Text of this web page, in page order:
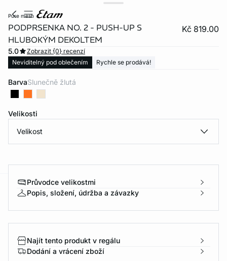
pure mesh
PODPRSENKA NO. 2 - PUSH-UP S
HLUBOKÝM DEKOLTEM
Kč 819.00
5.0
Zobrazit {0} recenzí
Neviditelný pod oblečením
Rychle se prodává!
Barva slunečně žlutá
Velikosti
Velikost
Průvodce velikostmi
Popis, složení, údržba a závazky
Najít tento produkt v regálu
Dodání a vrácení zboží